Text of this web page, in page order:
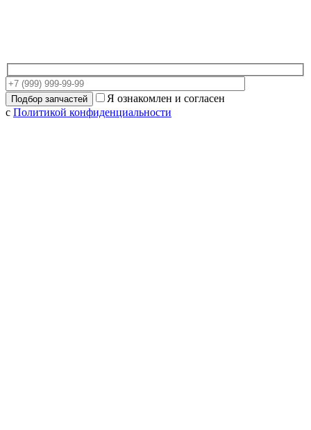
Я ознакомлен и согласен
с Политикой конфиденциальности